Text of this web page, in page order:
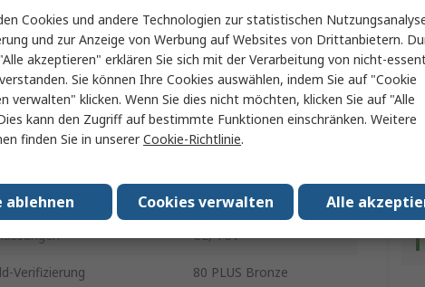
46A
5
86mm
150mm
140mm
CE, TUV
Verifizierung 80 PLUS Bronze
Cookies und andere Technologien zur statistischen
und zur Anzeige von Werbung auf Websites von Drittanbietern.
akzeptieren" erklären Sie sich mit der Verarbeitung von nicht-
Sie können Ihre Cookies auswählen, indem Sie auf "Cookie
verwalten" klicken. Wenn Sie dies nicht möchten, klicken Sie auf "Alle
kann den Zugriff auf bestimmte Funktionen einschränken. Weitere
finden Sie in unsererCookie-Richtlinie.
Alle
Cookies verwalten
ablehnen